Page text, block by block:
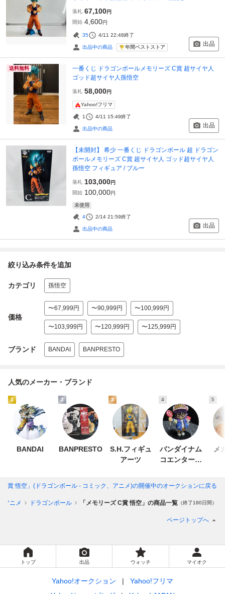
落札 67,100円
開始 4,600円
35 4/11 22:48終了
出品中の商品 年間ベストストア 出品
送料無料
一番くじ ドラゴンボールメモリーズ C賞 超サイヤ人
ゴッド超サイヤ人孫悟空
落札 58,000円
Yahoo!フリマ
1 4/11 15:49終了
出品中の商品 出品
【未開封】 希少 一番くじ ドラゴンボール 超 ドラゴン
ボールメモリーズ C賞 超サイヤ人 ゴッド超サイヤ人
孫悟空 フィギュア / ブルー
落札 103,000円
開始 100,000円
未使用
4 2/14 21:59終了
出品中の商品 出品
絞り込み条件を追加
カテゴリ 孫悟空
価格
〜67,999円 〜90,999円 〜100,999円
〜103,999円 〜120,999円 〜125,999円
ブランド BANDAI BANPRESTO
人気のメーカー・ブランド
1
BANDAI
2
BANPRESTO
3
S.H.フィギュ
アーツ
4
バンダイナム
コエンターテ
5
メ
C賞 悟空」(ドラゴンボール - コミック、アニメ)の開催中のオークションに戻る
アニメ ドラゴンボール 「メモリーズ C賞 悟空」の商品一覧 （終了180日間）
ページトップへ
トップ 出品 ウォッチ マイオク
Yahoo!オークション
Yahoo!フリマ